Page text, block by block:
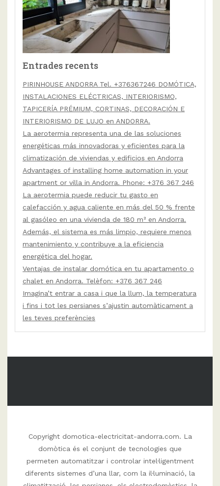
Entrades recents
PIRINHOUSE ANDORRA Tel. +376367246 DOMÓTICA,
INSTALACIONES ELÉCTRICAS, INTERIORISMO,
TAPICERÍA PRÉMIUM, CORTINAS, DECORACIÓN E
INTERIORISMO DE LUJO en ANDORRA.
La aerotermia representa una de las soluciones
energéticas más innovadoras y eficientes para la
climatización de viviendas y edificios en Andorra
Advantages of installing home automation in your
apartment or villa in Andorra. Phone: +376 367 246
La aerotermia puede reducir tu gasto en
calefacción y agua caliente en más del 50 % frente
al gasóleo en una vivienda de 180 m² en Andorra.
Además, el sistema es más limpio, requiere menos
mantenimiento y contribuye a la eficiencia
energética del hogar.
Ventajas de instalar domótica en tu apartamento o
chalet en Andorra. Telèfon: +376 367 246
Imagina’t entrar a casa i que la llum, la temperatura
i fins i tot les persianes s’ajustin automàticament a
les teves preferències
Copyright domotica-electricitat-andorra.com. La
domòtica és el conjunt de tecnologies que
permeten automatitzar i controlar intel·ligentment
diferents sistemes d’una llar, com la il·luminació, la